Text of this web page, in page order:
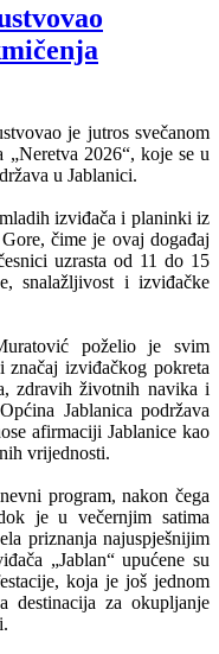
je jutros svečanom
2026“, koje se u
u Jablanici.
izviđača i planinki iz
čime je ovaj događaj
uzrasta od 11 do 15
snalažljivost i izviđačke
poželio je svim
značaj izviđačkog pokreta
zdravih životnih navika i
Jablanica podržava
afirmaciji Jablanice kao
vrijednosti.
program, nakon čega
je u večernjim satima
priznanja najuspješnijim
„Jablan“ upućene su
koja je još jednom
destinacija za okupljanje